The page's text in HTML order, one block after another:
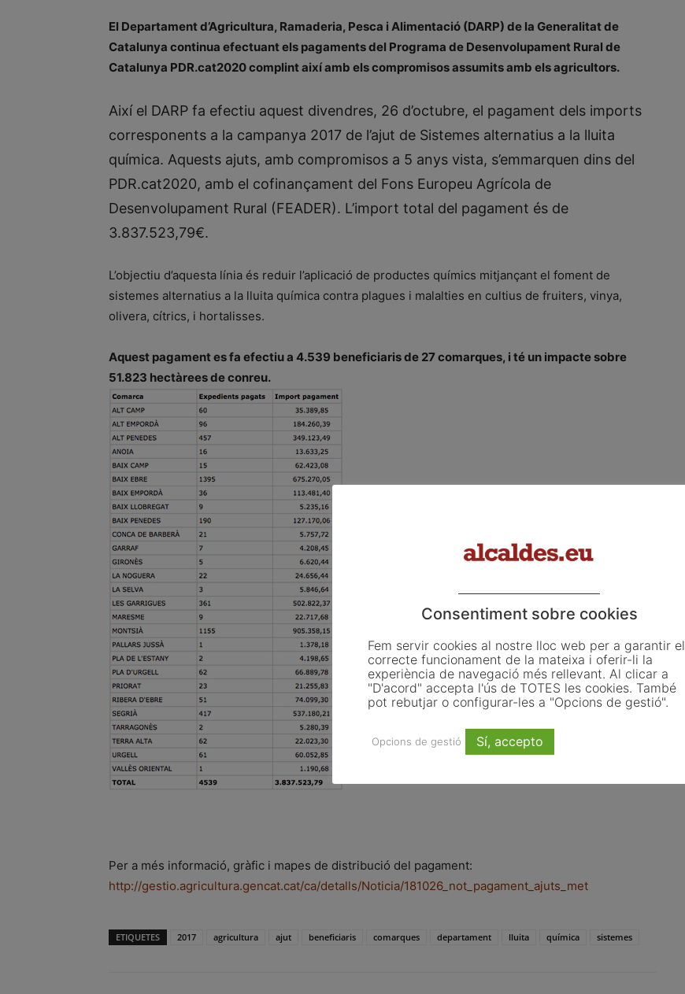
El Departament d’Agricultura, Ramaderia, Pesca i Alimentació (DARP) de la Generalitat de
Catalunya continua efectuant els pagaments del Programa de Desenvolupament Rural de
Catalunya PDR.cat2020 complint així amb els compromisos assumits amb els agricultors.
Així el DARP fa efectiu aquest divendres, 26 d’octubre, el pagament dels imports
corresponents a la campanya 2017 de l’ajut de Sistemes alternatius a la lluita
química. Aquests ajuts, amb compromisos a 5 anys vista, s’emmarquen dins del
PDR.cat2020, amb el cofinançament del Fons Europeu Agrícola de
Desenvolupament Rural (FEADER). L’import total del pagament és de
3.837.523,79€.
L’objectiu d’aquesta línia és reduir l’aplicació de productes químics mitjançant el foment de
sistemes alternatius a la lluita química contra plagues i malalties en cultius de fruiters, vinya,
olivera, cítrics, i hortalisses.
Aquest pagament es fa efectiu a 4.539 beneficiaris de 27 comarques, i té un impacte sobre
51.823 hectàrees de conreu.
Per a més informació, gràfic i mapes de distribució del pagament:
http://gestio.agricultura.gencat.cat/ca/detalls/Noticia/181026_not_pagament_ajuts_met
ETIQUETES 2017 agricultura ajut beneficiaris comarques departament lluita química sistemes
Consentiment sobre cookies
Fem servir cookies al nostre lloc web per a garantir el
correcte funcionament de la mateixa i oferir-li la
experiència de navegació més rellevant. Al clicar a
"D'acord" accepta l'ús de TOTES les cookies. També
pot rebutjar o configurar-les a "Opcions de gestió".
Opcions de gestió Sí, accepto